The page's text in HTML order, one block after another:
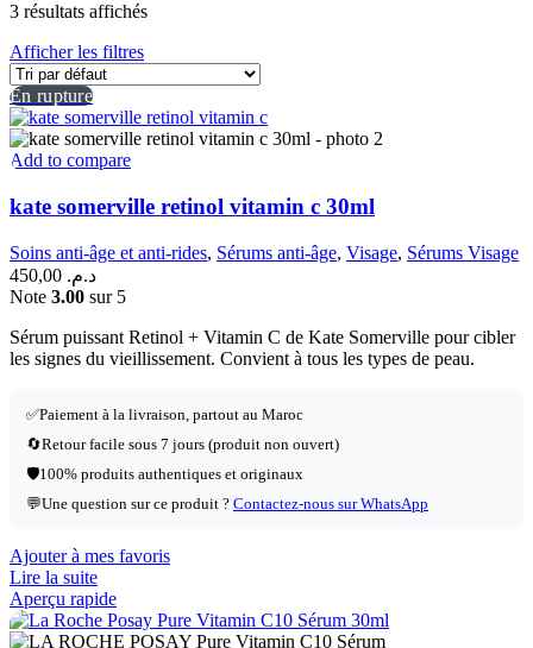
3 résultats affichés
Afficher les filtres
En rupture
Add to compare
kate somerville retinol vitamin c 30ml
Soins anti-âge et anti-rides, Sérums anti-âge, Visage, Sérums Visage
د.م.
Note 3.00 sur 5
Sérum puissant Retinol + Vitamin C de Kate Somerville pour cibler
les signes du vieillissement. Convient à tous les types de peau.
✅Paiement à la livraison, partout au Maroc
🔄Retour facile sous 7 jours (produit non ouvert)
🛡️100% produits authentiques et originaux
💬Une question sur ce produit ? Contactez-nous sur WhatsApp
Ajouter à mes favoris
Lire la suite
Aperçu rapide